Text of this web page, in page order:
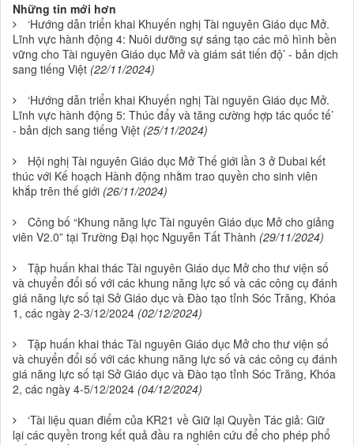
Những tin mới hơn
‘Hướng dẫn triển khai Khuyến nghị Tài nguyên Giáo dục Mở.
Lĩnh vực hành động 4: Nuôi dưỡng sự sáng tạo các mô hình bền
vững cho Tài nguyên Giáo dục Mở và giám sát tiến độ’ - bản dịch
sang tiếng Việt (22/11/2024)
‘Hướng dẫn triển khai Khuyến nghị Tài nguyên Giáo dục Mở.
Lĩnh vực hành động 5: Thúc đẩy và tăng cường hợp tác quốc tế’
- bản dịch sang tiếng Việt (25/11/2024)
Hội nghị Tài nguyên Giáo dục Mở Thế giới lần 3 ở Dubai kết
thúc với Kế hoạch Hành động nhằm trao quyền cho sinh viên
khắp trên thế giới (26/11/2024)
Công bố “Khung năng lực Tài nguyên Giáo dục Mở cho giảng
viên V2.0” tại Trường Đại học Nguyễn Tất Thành (29/11/2024)
Tập huấn khai thác Tài nguyên Giáo dục Mở cho thư viện số
và chuyển đổi số với các khung năng lực số và các công cụ đánh
giá năng lực số tại Sở Giáo dục và Đào tạo tỉnh Sóc Trăng, Khóa
1, các ngày 2-3/12/2024 (02/12/2024)
Tập huấn khai thác Tài nguyên Giáo dục Mở cho thư viện số
và chuyển đổi số với các khung năng lực số và các công cụ đánh
giá năng lực số tại Sở Giáo dục và Đào tạo tỉnh Sóc Trăng, Khóa
2, các ngày 4-5/12/2024 (04/12/2024)
‘Tài liệu quan điểm của KR21 về Giữ lại Quyền Tác giả: Giữ
lại các quyền trong kết quả đầu ra nghiên cứu để cho phép phổ